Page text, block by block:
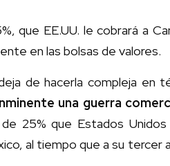
que EE.UU. le cobrará a
en las bolsas de valores.
de hacerla compleja en
una guerra
25% que Estados
al tiempo que a su tercer